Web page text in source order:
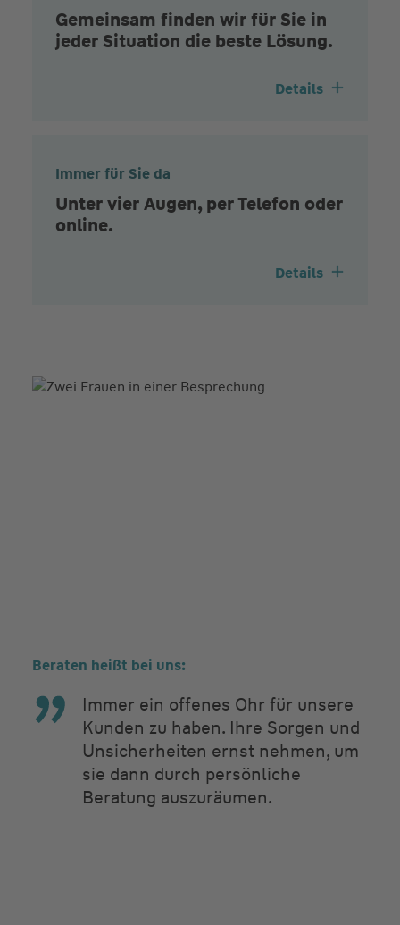
Gemeinsam finden wir für Sie in
jeder Situation die beste Lösung.
Details
Immer für Sie da
Unter vier Augen, per Telefon oder
online.
Details
Beraten heißt bei uns:
Immer ein offenes Ohr für unsere
Kunden zu haben. Ihre Sorgen und
Unsicherheiten ernst nehmen, um
sie dann durch persönliche
Beratung auszuräumen.